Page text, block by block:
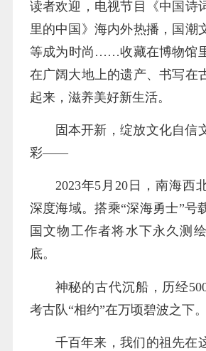
读者欢迎，电视节目《中国诗
里的中国》海内外热播，国潮
等成为时尚……收藏在博物馆
在广阔大地上的遗产、书写在
起来，滋养美好新生活。
固本开新，绽放文化自信
彩——
2023年5月20日，南海西
深度海域。搭乘“深海勇士”号
国文物工作者将水下永久测
底。
神秘的古代沉船，历经
考古队“相约”在万顷碧波之下。
千百年来，我们的祖先在